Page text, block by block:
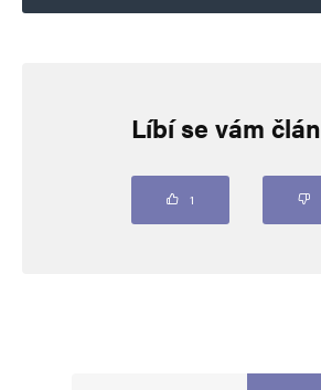
Vaše e-mailová adresa nebude zveřejněna.
Líbí se vám
1